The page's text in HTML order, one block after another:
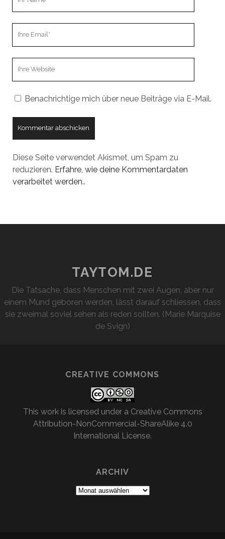
Benachrichtige mich über neue Beiträge via E-Mail.
Diese Seite verwendet Akismet, um Spam zu
reduzieren. Erfahre, wie deine Kommentardaten
verarbeitet werden..
TAYTOM.DE
Die Tatsache, dass Menschen mit zwei Augen, aber nur
einem Mund geboren werden, lässt darauf schliessen, dass
sie zweimal soviel sehen als reden sollten. (Marie Marquise
de Svign)
CREATIVE COMMONS
This work is licensed under a Creative Commons
Attribution-NonCommercial-ShareAlike 4.0
International License.
ARCHIV
Archiv